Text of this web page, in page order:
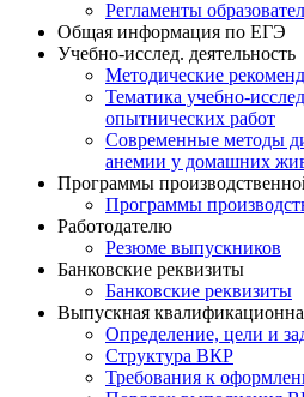
Регламенты
Общая информация по ЕГЭ
Учебно-исслед. деятельность
Методические
Тематика учебно-
опытнических работ
Современные методы
анемии у домашних
Программы
Программы
Работодателю
Резюме выпускников
Банковские реквизиты
Банковские реквизиты
Выпускная
Определение, цели и
Структура ВКР
Требования к